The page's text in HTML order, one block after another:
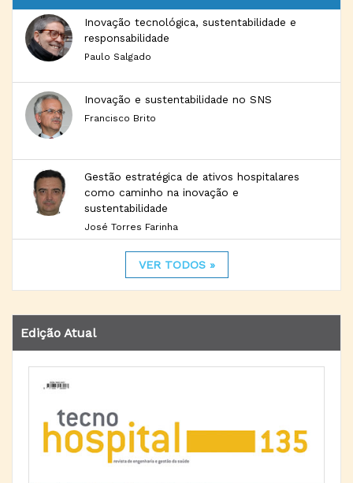
Inovação tecnológica, sustentabilidade e
responsabilidade
Paulo Salgado
Inovação e sustentabilidade no SNS
Francisco Brito
Gestão estratégica de ativos hospitalares
como caminho na inovação e
sustentabilidade
José Torres Farinha
VER TODOS »
Edição Atual